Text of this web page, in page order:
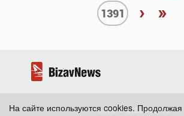
1391 › »
2026 ©BizavNews
На сайте используются cookies. Продолжая